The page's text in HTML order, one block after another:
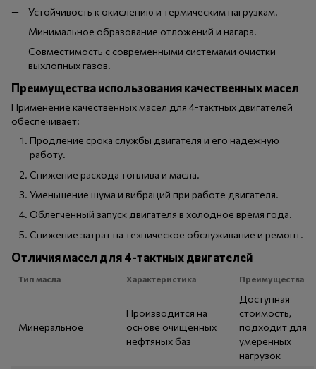
Устойчивость к окислению и термическим нагрузкам.
Минимальное образование отложений и нагара.
Совместимость с современными системами очистки
выхлопных газов.
Преимущества использования качественных масел
Применение качественных масел для 4-тактных двигателей
обеспечивает:
Продление срока службы двигателя и его надежную
работу.
Снижение расхода топлива и масла.
Уменьшение шума и вибраций при работе двигателя.
Облегченный запуск двигателя в холодное время года.
Снижение затрат на техническое обслуживание и ремонт.
Отличия масел для 4-тактных двигателей
Тип масла Характеристика Преимущества
Минеральное
Производится на
основе очищенных
нефтяных баз
Доступная
стоимость,
подходит для
умеренных
нагрузок